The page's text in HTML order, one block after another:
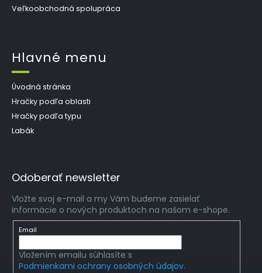
Veľkoobchodná spolupráca
Hlavné menu
Úvodná stránka
Hračky podľa oblasti
Hračky podľa typu
Labák
Odoberať newsletter
Vložte svoj e-mail a my Vám budeme zasielať
informácie o nových produktoch na našom e-shope.
Email
Vložením emailu súhlasíte s
Podmienkami ochrany osobných údajov.